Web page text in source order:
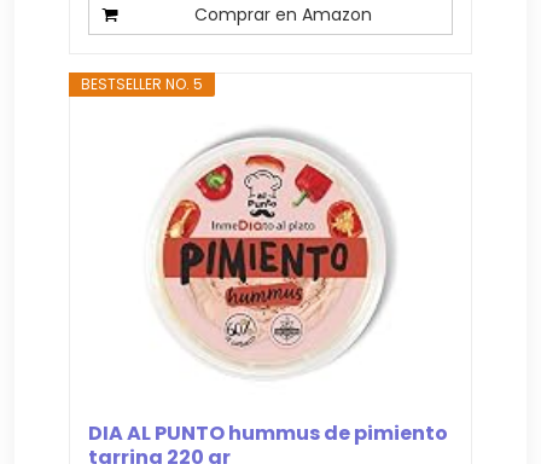
Comprar en Amazon
BESTSELLER NO. 5
DIA AL PUNTO hummus de pimiento
tarrina 220 gr